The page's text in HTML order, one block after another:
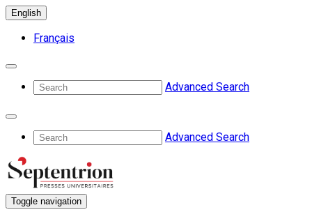
English
Français
Advanced Search
Advanced Search
Toggle navigation